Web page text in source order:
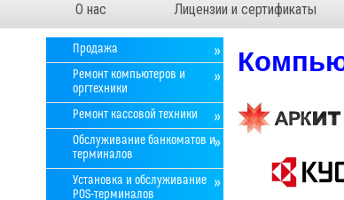
О нас Лицензии и сертификаты
Продажа
Ремонт компьютеров и
оргтехники
Ремонт кассовой техники
Обслуживание банкоматов и
терминалов
Установка и обслуживание
POS-терминалов